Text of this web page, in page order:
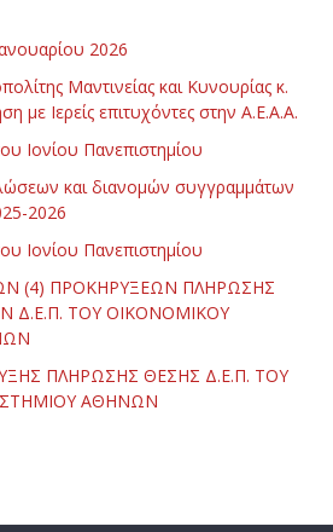
2026
Μαντινείας και Κυνουρίας κ.
με Ιερείς επιτυχόντες στην Α.Ε.Α.Α.
Ιονίου Πανεπιστημίου
και διανομών συγγραμμάτων
2026
Ιονίου Πανεπιστημίου
(4) ΠΡΟΚΗΡΥΞΕΩΝ ΠΛΗΡΩΣΗΣ
ΤΟΥ ΟΙΚΟΝΟΜΙΚΟΥ
ΠΛΗΡΩΣΗΣ ΘΕΣΗΣ Δ.Ε.Π. ΤΟΥ
ΑΘΗΝΩΝ